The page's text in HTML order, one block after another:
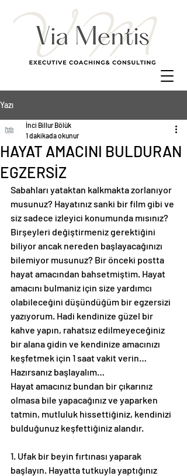
Yazı
HAYAT AMACINI BULDURAN
EGZERSİZ
İnci Billur Bölük
1 dakikada okunur
Sabahları yataktan kalkmakta zorlanıyor
musunuz? Hayatınız sanki bir film gibi ve
siz sadece izleyici konumunda mısınız?
Birşeyleri değiştirmeniz gerektiğini
biliyor ancak nereden başlayacağınızı
bilemiyor musunuz? Bir önceki postta
hayat amacından bahsetmiştim. Hayat
amacını bulmaniz için size yardımcı
olabileceğini düşündüğüm bir egzersizi
yazıyorum. Hadi kendinize güzel bir
kahve yapın, rahatsız edilmeyeceğiniz
bir alana gidin ve kendinize amacınızı
keşfetmek için 1 saat vakit verin…
Hazırsanız başlayalım…
Hayat amacınız bundan bir çıkarınız
olmasa bile yapacağınız ve yaparken
tatmin, mutluluk hissettiğiniz, kendinizi
bulduğunuz keşfettiğiniz alandır.
1. Ufak bir beyin fırtınası yaparak
başlayın. Hayatta tutkuyla yaptığınız